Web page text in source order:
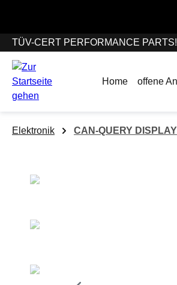
TÜV-CERT PERFORMANCE PARTS!
Home offene
Elektronik CAN-QUERY DISPLAY